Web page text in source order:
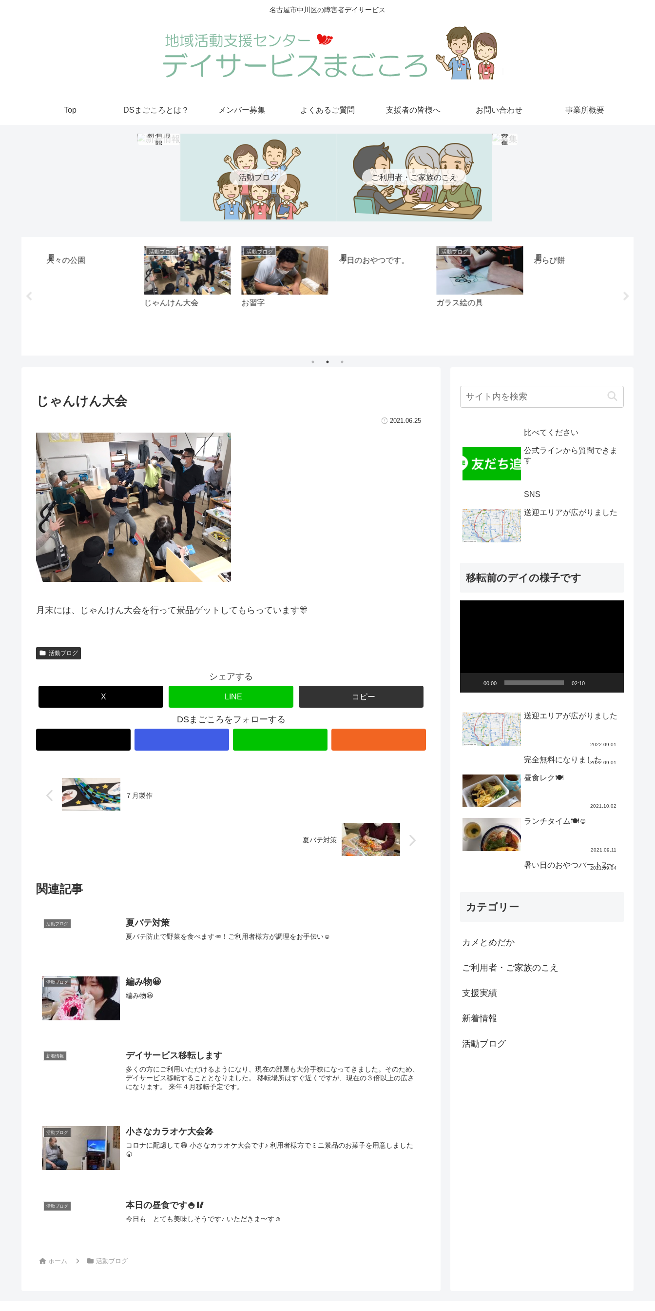
名古屋市中川区の障害者デイサービス
Top DSまごころとは？ メンバー募集 よくあるご質問 支援者の皆様へ お問い合わせ 事業所概要
新着情
報
活動ブログ ご利用者・ご家族のこえ
募
集
活動ブログ
久々の公園
活動ブログ
じゃんけん大会
活動ブログ
お習字
活動ブログ
今日のおやつです。
活動ブログ
ガラス絵の具
活動ブログ
わらび餅
じゃんけん大会
2021.06.25
月末には、じゃんけん大会を行って景品ゲットしてもらっています🎊
活動ブログ
シェアする
X LINE コピー
DSまごころをフォローする
７月製作
夏バテ対策
関連記事
活動ブログ 夏バテ対策
夏バテ防止で野菜を食べます🥕！ご利用者様方が調理をお手伝い☺️
活動ブログ 編み物😀
編み物😀
新着情報 デイサービス移転します
多くの方にご利用いただけるようになり、現在の部屋も大分手狭になってきました。そのため、
デイサービス移転することとなりました。 移転場所はすぐ近くですが、現在の３倍以上の広さ
になります。 来年４月移転予定です。
活動ブログ 小さなカラオケ大会🎤
コロナに配慮して😷 小さなカラオケ大会です♪ 利用者様方でミニ景品のお菓子を用意しました
🍘
活動ブログ 本日の昼食です🍚🥢
今日も とても美味しそうです♪ いただきま〜す☺️
ホーム 活動ブログ
比べてください
公式ラインから質問できま
す
SNS
送迎エリアが広がりました
移転前のデイの様子です
00:00 02:10
送迎エリアが広がりました
2022.09.01
完全無料になりました2022.09.01
昼食レク🍽
2021.10.02
ランチタイム🍽☺️
2021.09.11
暑い日のおやつパート2〜
2021.09.04
カテゴリー
カメとめだか
ご利用者・ご家族のこえ
支援実績
新着情報
活動ブログ